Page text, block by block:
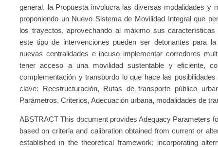
general, la Propuesta involucra las diversas modalidades y
proponiendo un Nuevo Sistema de Movilidad Integral que
los trayectos, aprovechando al máximo sus
este tipo de intervenciones pueden ser detonantes para
nuevas centralidades e incuso implementar corredores
tener acceso a una movilidad sustentable y eficiente,
complementación y transbordo lo que hace las
clave: Reestructuración, Rutas de transporte público
Parámetros, Criterios, Adecuación urbana, modalidades de
ABSTRACT This document provides Adequacy Parameters
based on criteria and calibration obtained from current or
established in the theoretical framework; incorporating